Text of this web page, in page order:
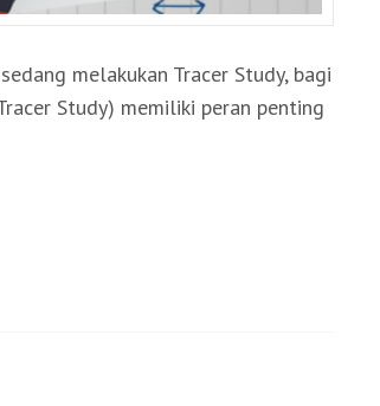
melakukan Tracer Study, bagi
Study) memiliki peran penting